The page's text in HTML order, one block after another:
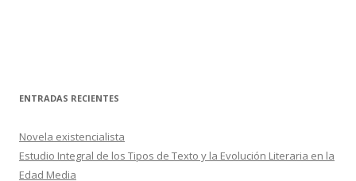
ENTRADAS RECIENTES
Novela existencialista
Estudio Integral de los Tipos de Texto y la Evolución Literaria en la
Edad Media